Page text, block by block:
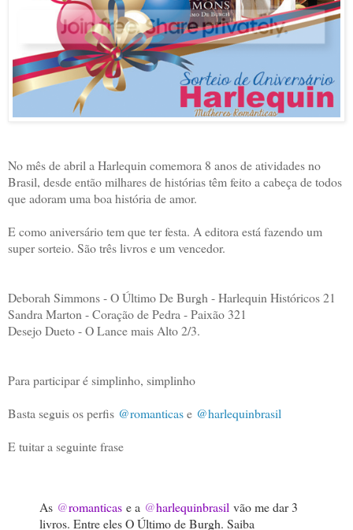
No mês de abril a Harlequin comemora 8 anos de atividades no
Brasil, desde então milhares de histórias têm feito a cabeça de todos
que adoram uma boa história de amor.
E como aniversário tem que ter festa. A editora está fazendo um
super sorteio. São três livros e um vencedor.
Deborah Simmons - O Último De Burgh - Harlequin Históricos 21
Sandra Marton - Coração de Pedra - Paixão 321
Desejo Dueto - O Lance mais Alto 2/3.
Para participar é simplinho, simplinho
Basta seguis os perfis @romanticase @harlequinbrasil
E tuitar a seguinte frase
As @romanticas e a @harlequinbrasil vão me dar 3
livros. Entre eles O Último de Burgh. Saiba